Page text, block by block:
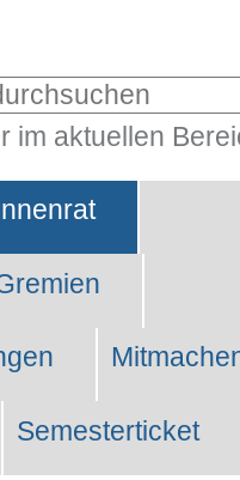
im aktuellen
Semesterticket